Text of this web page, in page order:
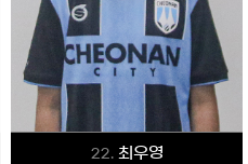
22. 최우영